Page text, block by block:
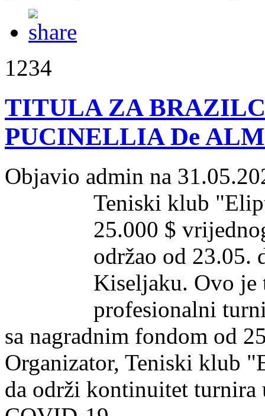
1234
TITULA ZA
PUCINELLIA De
Objavio admin na
Teniski klub
25.000 $
održao od 23.05.
Kiseljaku. Ovo
profesionalni
sa nagradnim fondom od
Organizator, Teniski klub
da održi kontinuitet turnira